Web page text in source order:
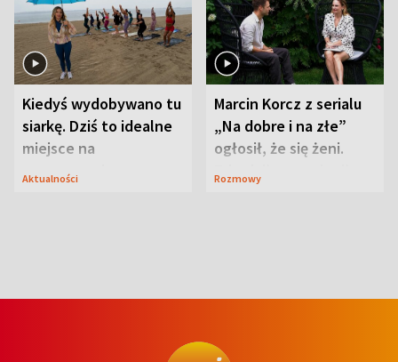
Kiedyś wydobywano tu
siarkę. Dziś to idealne
miejsce na
wypoczynek
Aktualności
Marcin Korcz z serialu
„Na dobre i na złe”
ogłosił, że się żeni.
Zdradził, co zmienił
Rozmowy